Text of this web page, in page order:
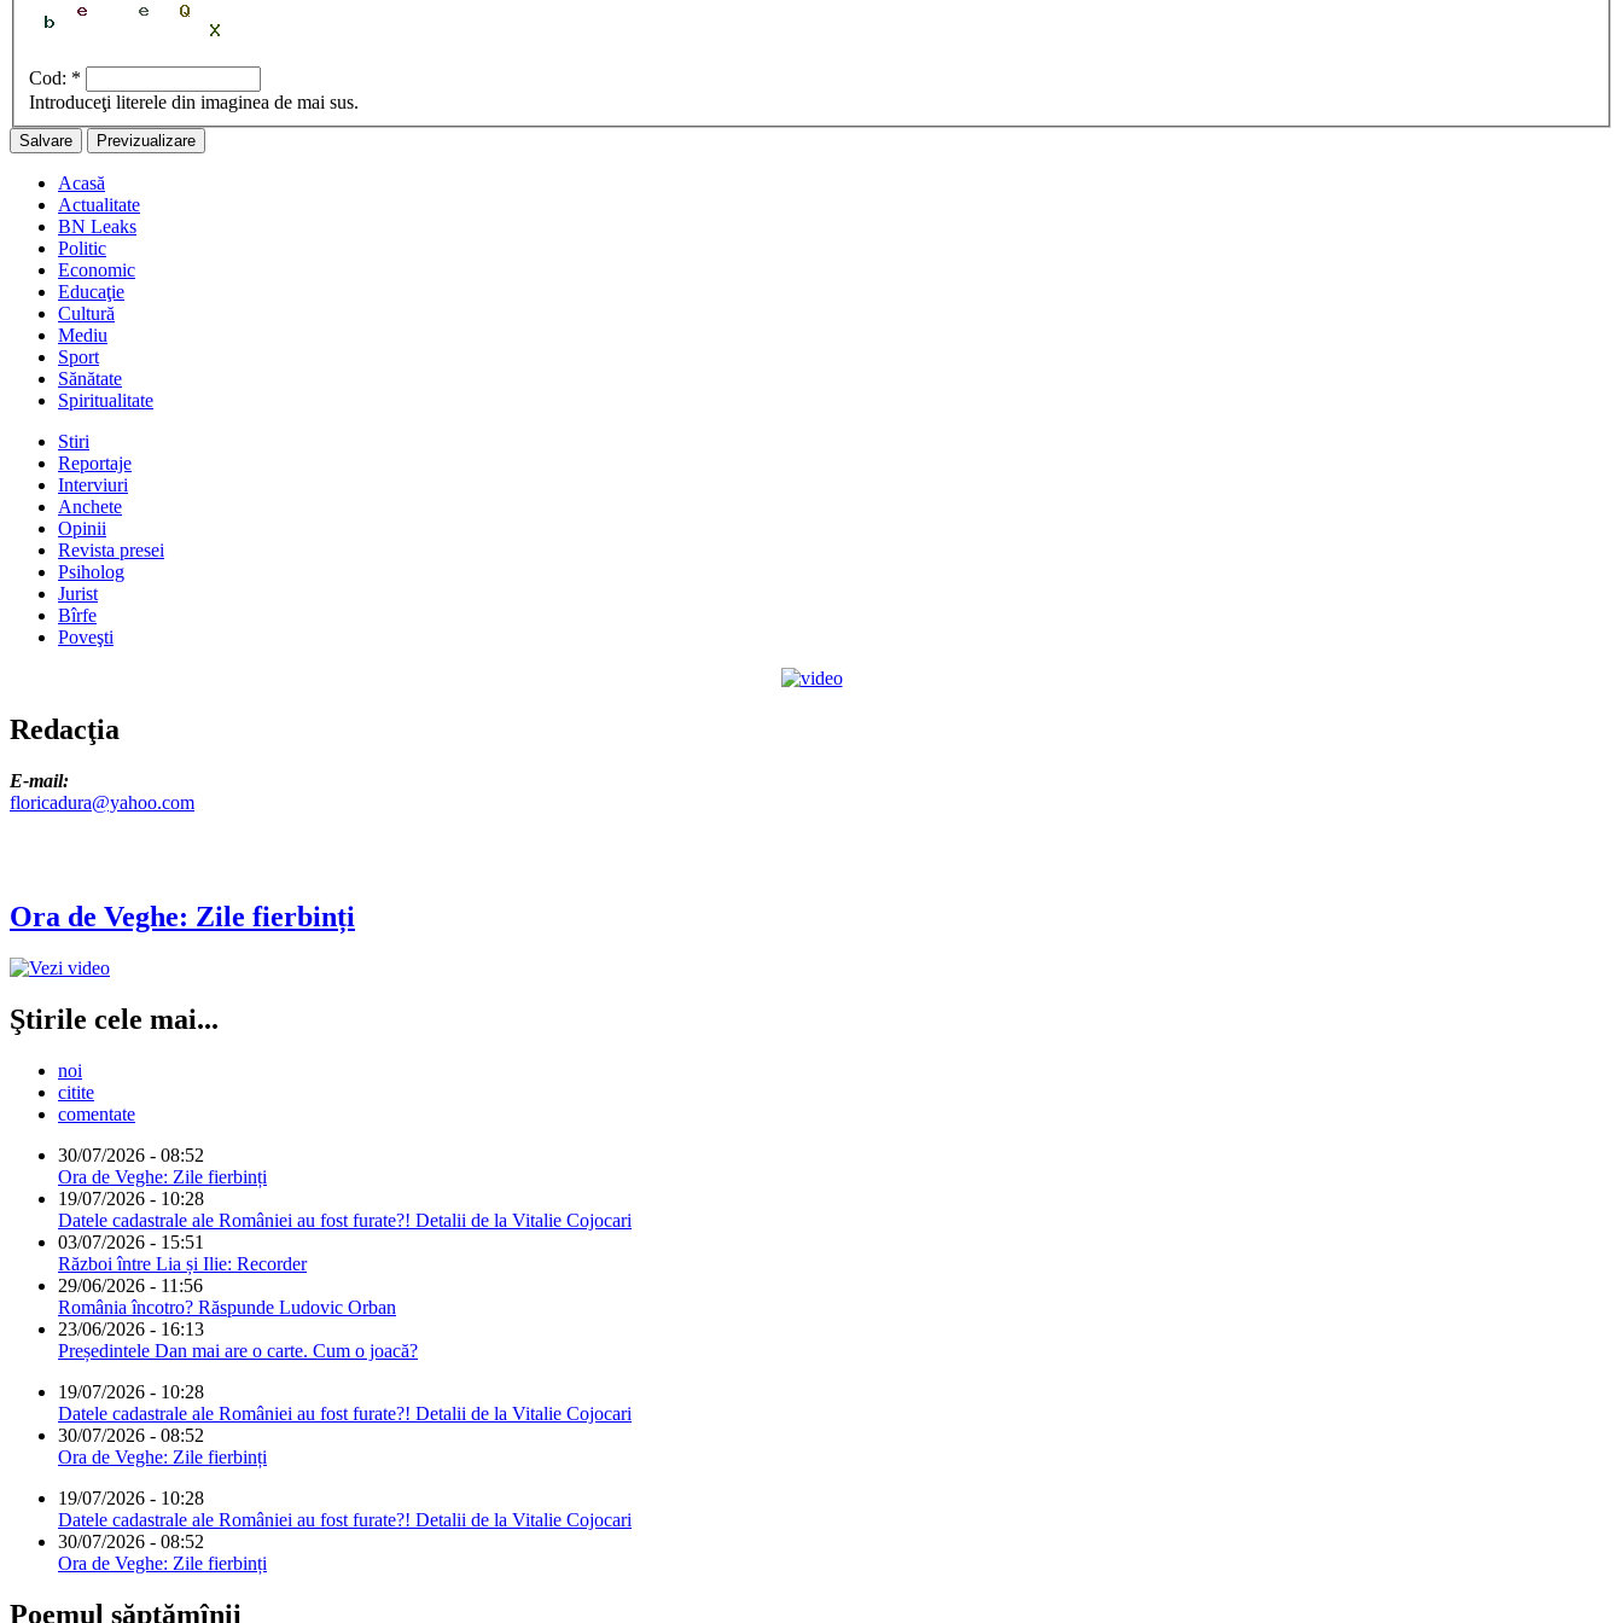
Cod: *
Introduceţi literele din imaginea de mai sus.
Acasă
Actualitate
BN Leaks
Politic
Economic
Educaţie
Cultură
Mediu
Sport
Sănătate
Spiritualitate
Stiri
Reportaje
Interviuri
Anchete
Opinii
Revista presei
Psiholog
Jurist
Bîrfe
Poveşti
Redacţia
E-mail:
floricadura@yahoo.com
Ora de Veghe: Zile fierbinți
Ştirile cele mai...
noi
citite
comentate
30/07/2026 - 08:52
Ora de Veghe: Zile fierbinți
19/07/2026 - 10:28
Datele cadastrale ale României au fost furate?! Detalii de la Vitalie Cojocari
03/07/2026 - 15:51
Război între Lia și Ilie: Recorder
29/06/2026 - 11:56
România încotro? Răspunde Ludovic Orban
23/06/2026 - 16:13
Președintele Dan mai are o carte. Cum o joacă?
19/07/2026 - 10:28
Datele cadastrale ale României au fost furate?! Detalii de la Vitalie Cojocari
30/07/2026 - 08:52
Ora de Veghe: Zile fierbinți
19/07/2026 - 10:28
Datele cadastrale ale României au fost furate?! Detalii de la Vitalie Cojocari
30/07/2026 - 08:52
Ora de Veghe: Zile fierbinți
Poemul săptămînii